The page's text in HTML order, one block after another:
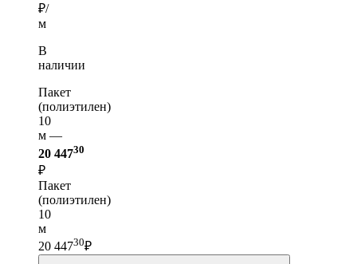
₽/
м
В
наличии
Пакет
(полиэтилен)
10
м —
20 44730
₽
Пакет
(полиэтилен)
10
м
20 44730₽